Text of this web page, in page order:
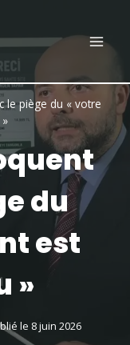
le piège du « votre
du
est
»
le 8 juin 2026